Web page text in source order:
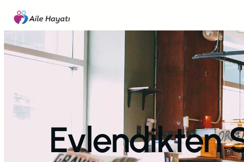
İçeriğe
geç
Evlendikten